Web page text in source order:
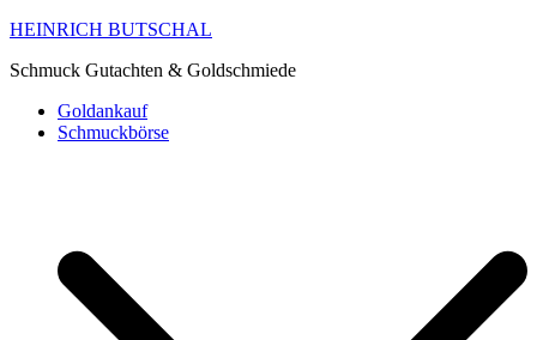
HEINRICH BUTSCHAL
Schmuck Gutachten & Goldschmiede
Goldankauf
Schmuckbörse